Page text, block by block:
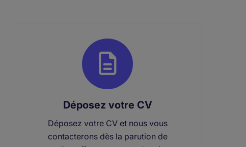
Déposez votre CV
Déposez votre CV et nous vous
contacterons dès la parution de